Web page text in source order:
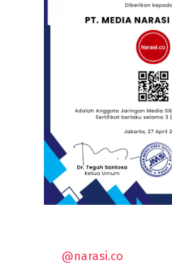
@narasi.co